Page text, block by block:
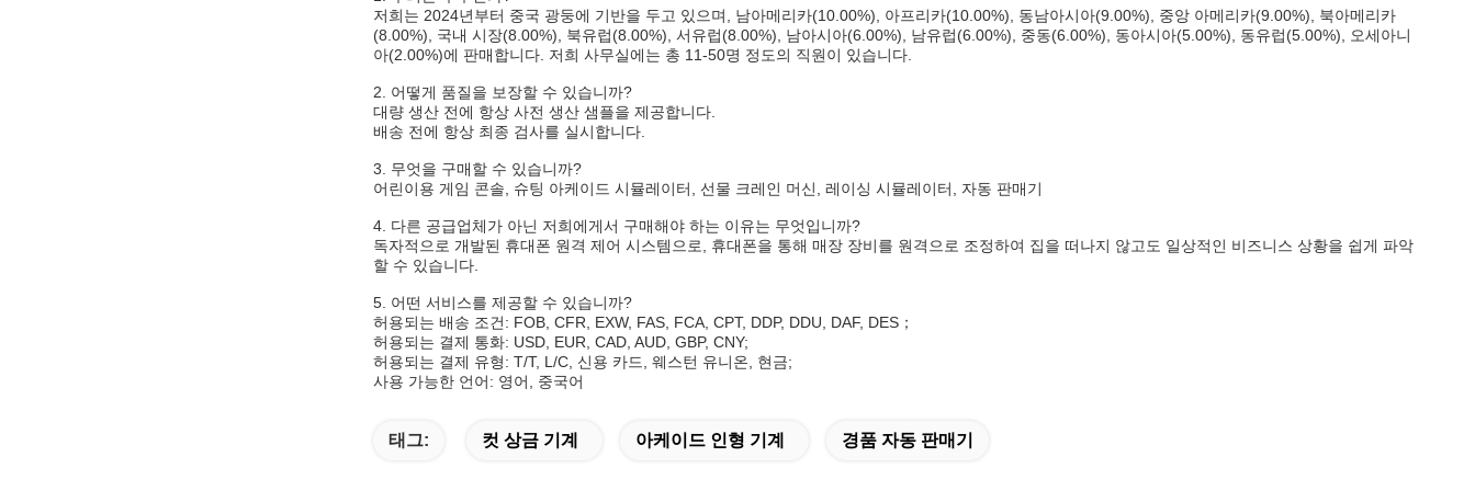
저희는 2024년부터 중국 광둥에 기반을 두고 있으며, 남아메리카(10.00%), 아프리카(10.00%), 동남아시아(9.00%), 중앙 아메리카(9.00%), 북아메리카
(8.00%), 국내 시장(8.00%), 북유럽(8.00%), 서유럽(8.00%), 남아시아(6.00%), 남유럽(6.00%), 중동(6.00%), 동아시아(5.00%), 동유럽(5.00%), 오세아니
아(2.00%)에 판매합니다. 저희 사무실에는 총 11-50명 정도의 직원이 있습니다.
2. 어떻게 품질을 보장할 수 있습니까?
대량 생산 전에 항상 사전 생산 샘플을 제공합니다.
배송 전에 항상 최종 검사를 실시합니다.
3. 무엇을 구매할 수 있습니까?
어린이용 게임 콘솔, 슈팅 아케이드 시뮬레이터, 선물 크레인 머신, 레이싱 시뮬레이터, 자동 판매기
4. 다른 공급업체가 아닌 저희에게서 구매해야 하는 이유는 무엇입니까?
독자적으로 개발된 휴대폰 원격 제어 시스템으로, 휴대폰을 통해 매장 장비를 원격으로 조정하여 집을 떠나지 않고도 일상적인 비즈니스 상황을 쉽게 파악
할 수 있습니다.
5. 어떤 서비스를 제공할 수 있습니까?
허용되는 배송 조건: FOB, CFR, EXW, FAS, FCA, CPT, DDP, DDU, DAF, DES；
허용되는 결제 통화: USD, EUR, CAD, AUD, GBP, CNY;
허용되는 결제 유형: T/T, L/C, 신용 카드, 웨스턴 유니온, 현금;
사용 가능한 언어: 영어, 중국어
태그: 컷 상금 기계 아케이드 인형 기계 경품 자동 판매기